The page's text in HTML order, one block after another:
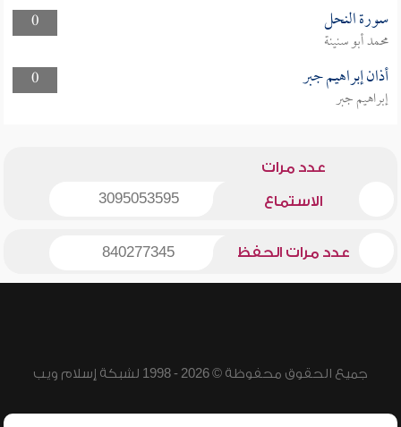
0
سورة النحل
محمد أبو سنينة
0
أذان إبراهيم جبر
إبراهيم جبر
عدد مرات
الاستماع 3095053595
عدد مرات الحفظ 840277345
جميع الحقوق محفوظة © 2026 - 1998 لشبكة إسلام ويب